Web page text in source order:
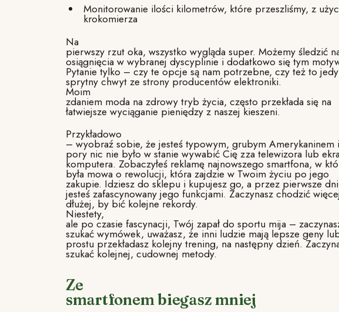
Monitorowanie ilości kilometrów, które przeszliśmy, z
krokomierza
Na
pierwszy rzut oka, wszystko wygląda super. Możemy śledzić
osiągnięcia w wybranej dyscyplinie i dodatkowo się tym
Pytanie tylko – czy te opcje są nam potrzebne, czy też to
sprytny chwyt ze strony producentów elektroniki.
Moim
zdaniem moda na zdrowy tryb życia, często przekłada się na
łatwiejsze wyciąganie pieniędzy z naszej kieszeni.
Przykładowo
– wyobraź sobie, że jesteś typowym, grubym Amerykaninem
pory nic nie było w stanie wywabić Cię zza telewizora lub
komputera. Zobaczyłeś reklamę najnowszego smartfona, w
była mowa o rewolucji, która zajdzie w Twoim życiu po jego
zakupie. Idziesz do sklepu i kupujesz go, a przez pierwsze
jesteś zafascynowany jego funkcjami. Zaczynasz chodzić
dłużej, by bić kolejne rekordy.
Niestety,
ale po czasie fascynacji, Twój zapał do sportu mija –
szukać wymówek, uważasz, że inni ludzie mają lepsze geny
prostu przekładasz kolejny trening, na następny dzień.
szukać kolejnej, cudownej metody.
Ze
smartfonem biegasz mniej